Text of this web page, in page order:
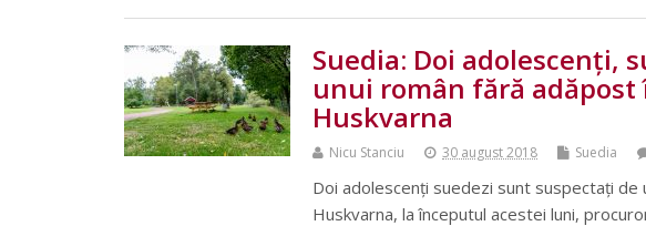
Suedia: Doi adolescenţi,
unui român fără
Huskvarna
Nicu Stanciu 30 august 2018 Suedia
Doi adolescenţi suedezi sunt suspectaţi
Huskvarna, la începutul acestei luni,